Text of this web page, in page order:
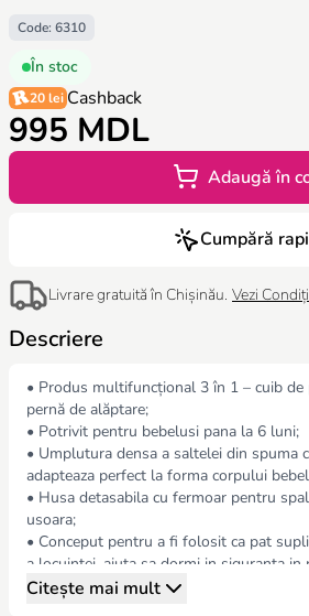
Code: 6310
În stoc
20 lei Cashback
995 MDL
Adaugă în
Cumpără
Livrare gratuită în Chișinău. Vezi
Descriere
• Produs multifuncțional 3 în 1 – cuib
pernă de alăptare;
• Potrivit pentru bebelusi pana la 6 luni;
• Umplutura densa a saltelei din spuma
adapteaza perfect la forma corpului
• Husa detasabila cu fermoar pentru
usoara;
• Conceput pentru a fi folosit ca pat
a locuintei, ajuta sa dormi in siguranta
ca pat portabil in timpul calatoriilor;
Citește mai mult